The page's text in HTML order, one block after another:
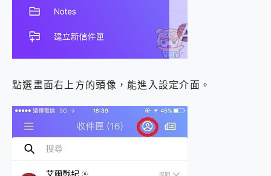
點選畫面右上方的頭像，能進入設定介面。